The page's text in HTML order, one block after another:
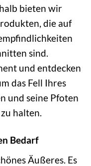
bieten wir
die auf
sind.
und entdecken
das Fell Ihres
und seine Pfoten
halten.
Bedarf
Äußeres. Es